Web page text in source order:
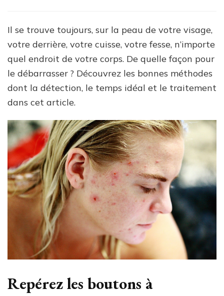
Il se trouve toujours, sur la peau de votre visage,
votre derrière, votre cuisse, votre fesse, n’importe
quel endroit de votre corps. De quelle façon pour
le débarrasser ? Découvrez les bonnes méthodes
dont la détection, le temps idéal et le traitement
dans cet article.
Repérez les boutons à